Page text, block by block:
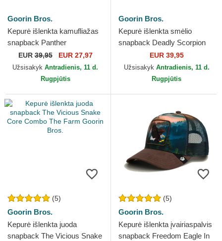
Goorin Bros.
Kepurė išlenkta kamufliažas
snapback Panther
Camouflage Seasonal Real
Tree The Farm Goorin Bros.
EUR39,95 EUR 27,97
Užsisakyk Antradienis, 11 d.
Rugpjūtis
Goorin Bros.
Kepurė išlenkta smėlio
snapback Deadly Scorpion
The Farm Goorin Bros.
EUR 39,95
Užsisakyk Antradienis, 11 d.
Rugpjūtis
(5)
Goorin Bros.
Kepurė išlenkta juoda
snapback The Vicious Snake
(5)
Goorin Bros.
Kepurė išlenkta įvairiaspalvis
snapback Freedom Eagle In